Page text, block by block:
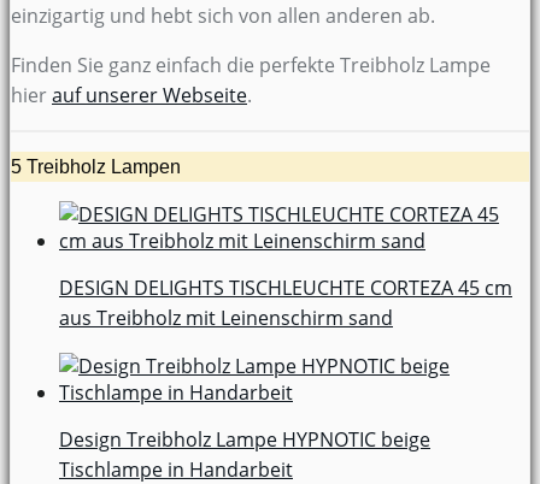
einzigartig und hebt sich von allen anderen ab.
Finden Sie ganz einfach die perfekte Treibholz Lampe
hierauf unserer Webseite.
5 Treibholz Lampen
DESIGN DELIGHTS TISCHLEUCHTE CORTEZA 45 cm
aus Treibholz mit Leinenschirm sand
Design Treibholz Lampe HYPNOTIC beige
Tischlampe in Handarbeit